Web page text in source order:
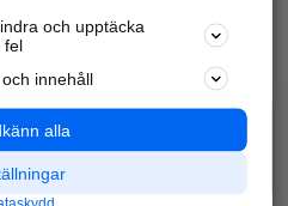
Populära sökningar
Annonsera
Integritet
Nödnummer
och upptäcka
fel
innehåll
alla